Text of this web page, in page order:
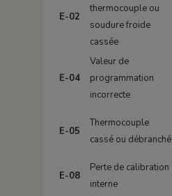
E-02
thermocouple ou
soudure froide
cassée
E-04
Valeur de
programmation
incorrecte
E-05
Thermocouple
cassé ou débranché
E-08
Perte de calibration
interne